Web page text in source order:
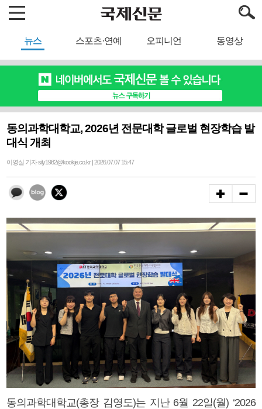
뉴스 스포츠·연예 오피니언 동영상
동의과학대학교, 2026년 전문대학 글로벌 현장학습 발
대식 개최
이영실 기자 sily1982@kookje.co.kr | 2026.07.07 15:47
동의과학대학교(총장 김영도)는 지난 6월 22일(월) ‘2026